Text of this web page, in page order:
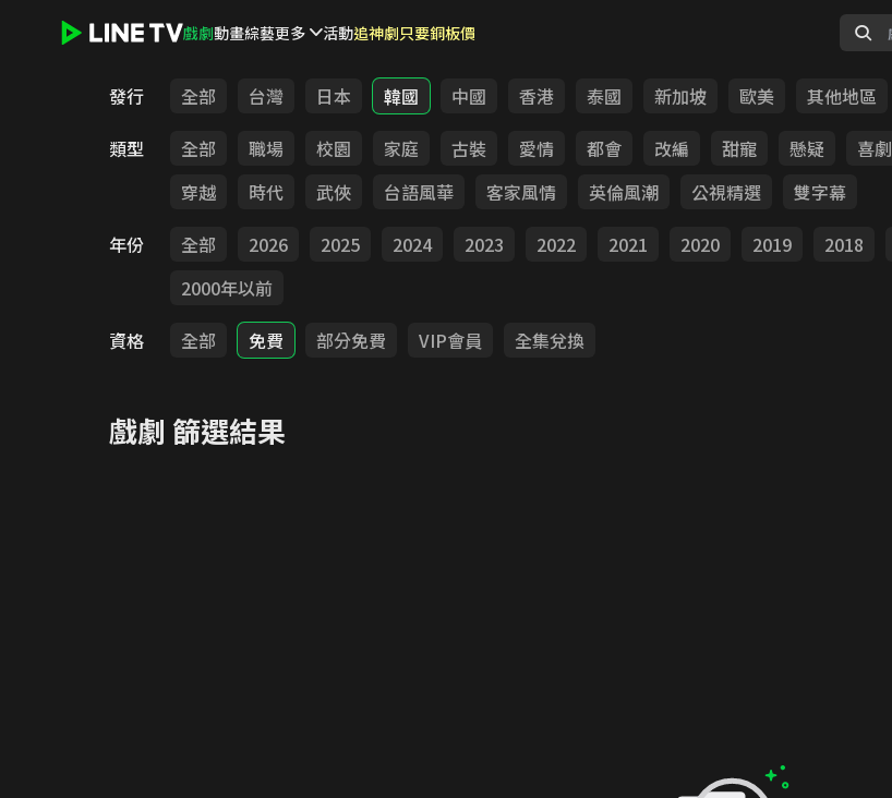
戲劇動畫綜藝更多 活動追神劇只要銅板價
發行 全部 台灣 日本 韓國 中國 香港 泰國 新加坡 歐美
其他地區
類型
全部 職場 校園 家庭 古裝 愛情 都會 改編 甜寵 懸疑 喜劇
穿越
時代 武俠 台語風華 客家風情 英倫風潮 公視精選
雙字幕
年份
全部 2026 2025 2024 2023 2022 2021 2020 2019 2018
2000年以前
資格
全部 免費 部分免費 VIP會員 全集兌換
戲劇 篩選結果